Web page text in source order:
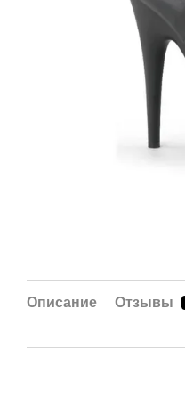
Описание Отзывы